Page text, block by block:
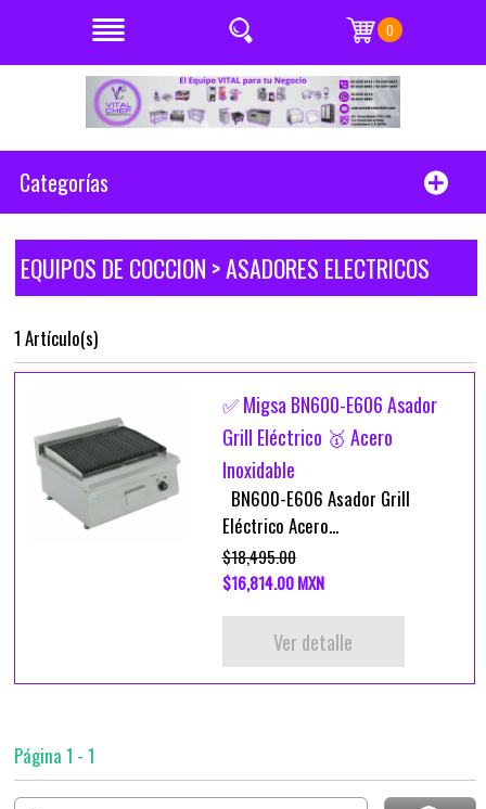
0
Categorías
EQUIPOS DE COCCION > ASADORES ELECTRICOS
1 Artículo(s)
✅ Migsa BN600-E606 Asador
Grill Eléctrico 🥇 Acero
Inoxidable
BN600-E606 Asador Grill
Eléctrico Acero...
$18,495.00
$16,814.00 MXN
Ver detalle
Página 1 - 1